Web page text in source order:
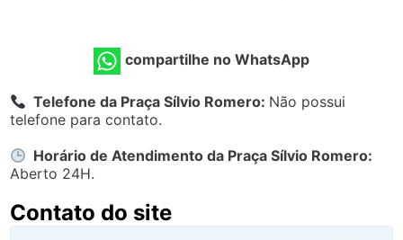
compartilhe no WhatsApp
Telefone da Praça Sílvio Romero: Não possui
telefone para contato.
Horário de Atendimento da Praça Sílvio Romero:
Aberto 24H.
Contato do site